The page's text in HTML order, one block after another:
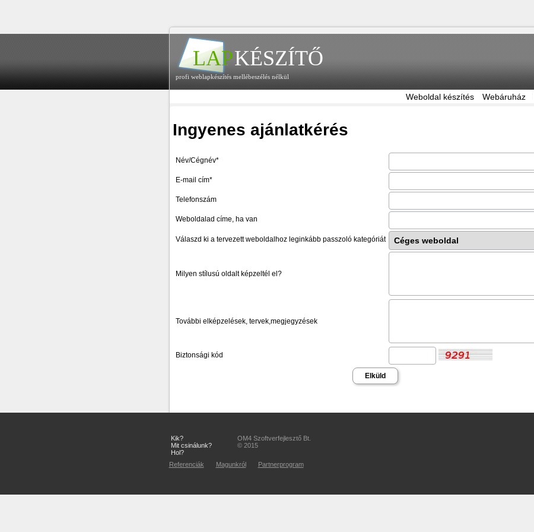
LAPKÉSZÍTŐ
profi weblapkészítés mellébeszélés nélkül
Weboldal készítés Webáruház
Ingyenes ajánlatkérés
Név/Cégnév*
E-mail cím*
Telefonszám
Weboldalad címe, ha van
Válaszd ki a tervezett weboldalhoz leginkább passzoló kategóriát
Milyen stílusú oldalt képzeltél el?
További elképzelések, tervek,megjegyzések
Biztonsági kód
Kik?
Mit csinálunk?
Hol?
OM4 Szoftverfejlesztő Bt.
© 2015
Referenciák Magunkról Partnerprogram